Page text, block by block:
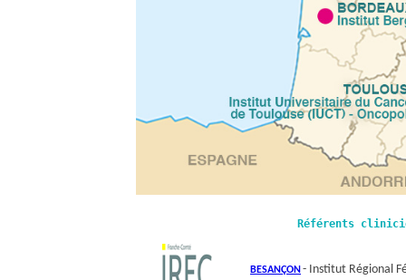
Référents
BESANÇON - Institut Régional